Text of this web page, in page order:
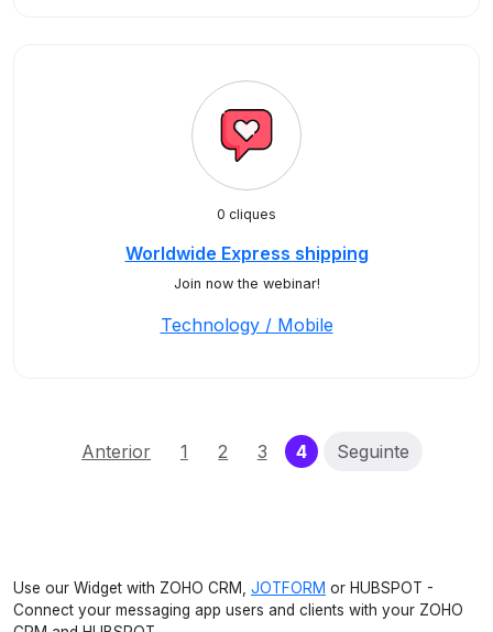
0 cliques
Worldwide Express shipping
Join now the webinar!
Technology / Mobile
Anterior 1 2 3 4(current)
Seguinte
Use our Widget with ZOHO CRM, JOTFORM or HUBSPOT -
Connect your messaging app users and clients with your ZOHO